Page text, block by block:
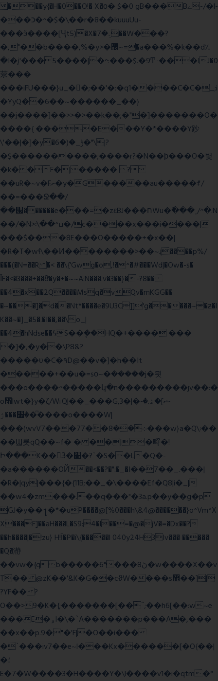
���y{�H�0��O!� X�о� $�0 gB���Bے-/�l-
���כ�^�$�\��r�8��kuuuUu-
���ӭ����[Ҷt5)�X�܉�7��W���?
�,"��b����,%�y>�޼~=�a���%�k��d؉
�I�į'��� 5����|�^:���$.�9Ͳ ·���IJ�0
荥���
���iFU���}u_��;��'�:�q1����C�C�_;i
�YyQ��6��~������_��}
��j����]��>>�>��k��;�"�]�������O�
����{ ����E���Y�*����Y䟞
\'��|�]�y�ݱ_�(�6�"\|?
�$����������;����r?�N��ϸ���O�볓
�k��F�|����� ?
��uR�~v�Fށ�y�G�����au�����ꑷ/
��=���Ջ��/
��՗������e���=�zεBJ���חWu�߰���˯/^�.N
��/�N>ߎ^��\܃�/c����x���i����|
���$���ܿ8E���O�����+�x��|
�R�T�wɬ\� �И��������>��~ɻ����p%/
���(�N=��R �< ��\{'Gwg�o,!�^�#���Wd|�Ow�-s�
ĬF�<�3���+��8ͣ�y�+�~~A:N���.v�3��}�-?8��
��4�x��2Q����Msq�vQv�mKGG��
�~���]�d��Nt*����e�9U3C]]'g�����~�ƶ�l
K��~�]_�5�.�I��,��\o_|
��4�hNdse��ϟS��ܷ��HQ�+���� ���
�]�,�y��\P8&?
�����ʋ�C�۹D@��v�]�h��It
�����+��u�=sο~�ܿ�����j�믯
���o����^�����կ�n���������jv��:�
o׫lwt�}y�ζ/W˫Q|��_���G,3�|�ޝ]�ۿ.�-
�׿���ۯ�ͫ����o����W|
���(wvV܀��8��77���7���w}a�Q\܃��
��Ϣ룟qQ��~f� � ��|�㽟�!
Ի���K��3ٓ�׸�?`�S��L�Q�-
�a������OЙ��<��?�":�_�I��7��_.���|
�R�|qy|���{�{11B;��_�\����Ef�Q8|i�_|
��w4�zm���.��q���"�3a.p��y��g�p
GJ�y��႑�*�uP����@[%0���h\&4@������}o^Vm^X
X���F]��aH���L�S9:4�l��=�@�jV�=�Dx��?
��h����|�!zu} H!Ī�P�i\{�����l 040y24H3lv��� �����
�Q�瀞
��vw�{qb�����6"���8ڻ�w����X��v
T�� @zK��'&K�G��cϑW����s޾��]|
?YF�� ?
O��>9�K�{;�������[��˝;��h6[��:w~e
���E�ۅl�\�`A�������p���A�,���
��x��p.9�"�'F|�O��i���
�`���iv7��e~l���Kx������[�O{��|
�؛
E�7�W����3�H����Y�\l����v1�i�qtm�°